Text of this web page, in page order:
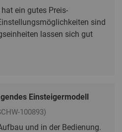
ein gutes Preis-
sind
lassen sich gut
Einsteigermodell
100893)
und in der Bedienung.